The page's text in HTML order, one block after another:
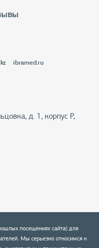
ibramed.ru
д. 1, корпус Р,
посещениях сайта) для
Мы серьезно относимся к